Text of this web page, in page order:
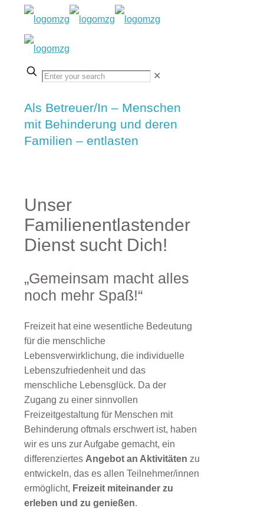
✕
Als Betreuer/In – Menschen
mit Behinderung und deren
Familien – entlasten
Unser
Familienentlastender
Dienst sucht Dich!
„Gemeinsam macht alles
noch mehr Spaß!“
Freizeit hat eine wesentliche Bedeutung
für die menschliche
Lebensverwirklichung, die individuelle
Lebenszufriedenheit und das
menschliche Lebensglück. Da der
Zugang zu einer sinnvollen
Freizeitgestaltung für Menschen mit
Behinderung oftmals erschwert ist, haben
wir es uns zur Aufgabe gemacht, ein
differenziertes Angebot an Aktivitäten zu
entwickeln, das es allen Teilnehmer/innen
ermöglicht, Freizeit miteinander zu
erleben und zu genießen.